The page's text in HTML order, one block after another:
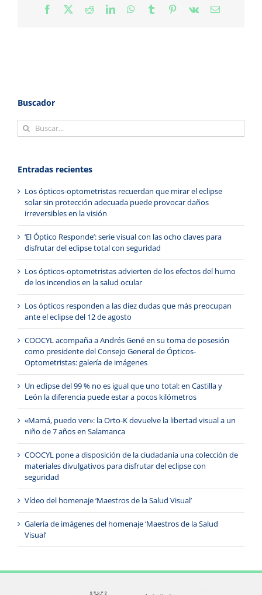
Facebook
X RedditLinkedInWhatsApp
TumblrPinterest
Vk
Correo
Buscador
Buscar:
Entradas recientes
Los ópticos-optometristas recuerdan que mirar el eclipse
solar sin protección adecuada puede provocar daños
irreversibles en la visión
‘El Óptico Responde’: serie visual con las ocho claves para
disfrutar del eclipse total con seguridad
Los ópticos-optometristas advierten de los efectos del humo
de los incendios en la salud ocular
Los ópticos responden a las diez dudas que más preocupan
ante el eclipse del 12 de agosto
COOCYL acompaña a Andrés Gené en su toma de posesión
como presidente del Consejo General de Ópticos-
Optometristas: galería de imágenes
Un eclipse del 99 % no es igual que uno total: en Castilla y
León la diferencia puede estar a pocos kilómetros
«Mamá, puedo ver»: la Orto-K devuelve la libertad visual a un
niño de 7 años en Salamanca
COOCYL pone a disposición de la ciudadanía una colección de
materiales divulgativos para disfrutar del eclipse con
seguridad
Vídeo del homenaje ‘Maestros de la Salud Visual’
Galería de imágenes del homenaje ‘Maestros de la Salud
Visual’